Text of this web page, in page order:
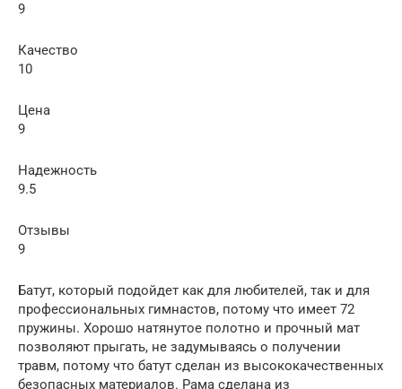
9
Качество
10
Цена
9
Надежность
9.5
Отзывы
9
Батут, который подойдет как для любителей, так и для
профессиональных гимнастов, потому что имеет 72
пружины. Хорошо натянутое полотно и прочный мат
позволяют прыгать, не задумываясь о получении
травм, потому что батут сделан из высококачественных
безопасных материалов. Рама сделана из